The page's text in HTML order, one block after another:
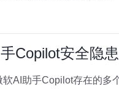
Copilot安全隐
AI助手Copilot存在的